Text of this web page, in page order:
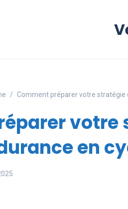
Comment préparer votre stratégie
votre
en